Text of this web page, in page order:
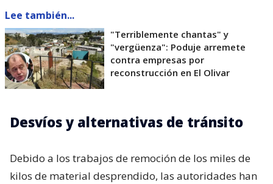
Lee también...
"Terriblemente chantas" y
"vergüenza": Poduje arremete
contra empresas por
reconstrucción en El Olivar
Desvíos y alternativas de tránsito
Debido a los trabajos de remoción de los miles de
kilos de material desprendido, las autoridades han